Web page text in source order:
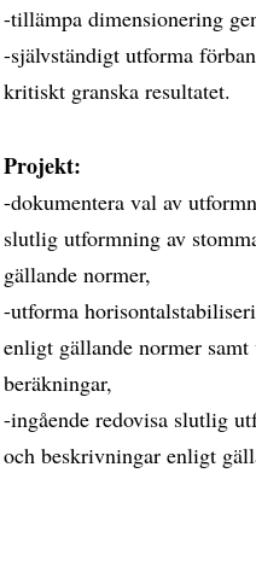
-tillämpa dimensionering
-självständigt utforma
kritiskt granska resultatet.
Projekt:
-dokumentera val av
slutlig utformning av
gällande normer,
-utforma
enligt gällande normer
beräkningar,
-ingående redovisa slutlig
och beskrivningar enligt